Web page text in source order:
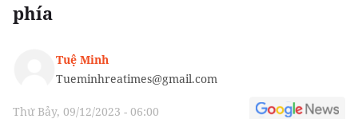
phía
Tuệ Minh
Tueminhreatimes@gmail.com
Thứ Bảy, 09/12/2023 - 06:00